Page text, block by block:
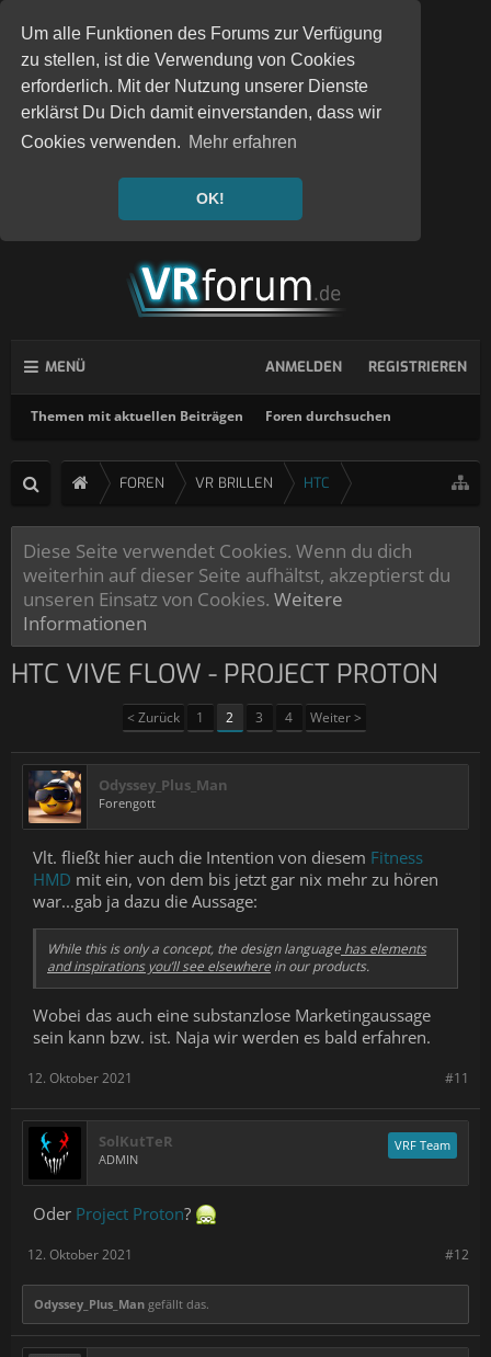
Um alle Funktionen des Forums zur Verfügung
zu stellen, ist die Verwendung von Cookies
erforderlich. Mit der Nutzung unserer Dienste
erklärst Du Dich damit einverstanden, dass wir
Cookies verwenden. Mehr erfahren
OK!
MENÜ
Themen mit aktuellen Beiträgen Foren durchsuchen
ANMELDEN REGISTRIEREN
FOREN VR BRILLEN HTC
Diese Seite verwendet Cookies. Wenn du dich
weiterhin auf dieser Seite aufhältst, akzeptierst du
unseren Einsatz von Cookies. Weitere
Informationen
HTC VIVE FLOW - PROJECT PROTON
< Zurück 1 2 3 4 Weiter >
Odyssey_Plus_Man
Forengott
Vlt. fließt hier auch die Intention von diesem Fitness
HMD mit ein, von dem bis jetzt gar nix mehr zu hören
war...gab ja dazu die Aussage:
While this is only a concept, the design language has elements
and inspirations you’ll see elsewhere in our products.
Wobei das auch eine substanzlose Marketingaussage
sein kann bzw. ist. Naja wir werden es bald erfahren.
#11
12. Oktober 2021
SolKutTeR
ADMIN
VRF Team
Oder Project Proton?
#12
12. Oktober 2021
Odyssey_Plus_Man gefällt das.